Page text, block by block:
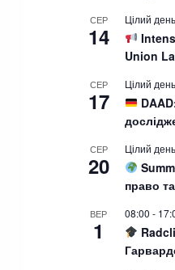
СЕР
14
Цілий день
Union
СЕР
17
Цілий день
СЕР
20
Цілий день
право
ВЕР
1
08:00 -